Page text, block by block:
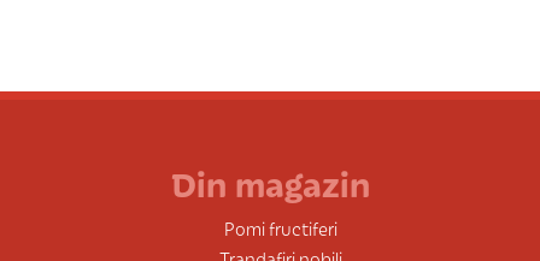
Din magazin
Pomi fructiferi